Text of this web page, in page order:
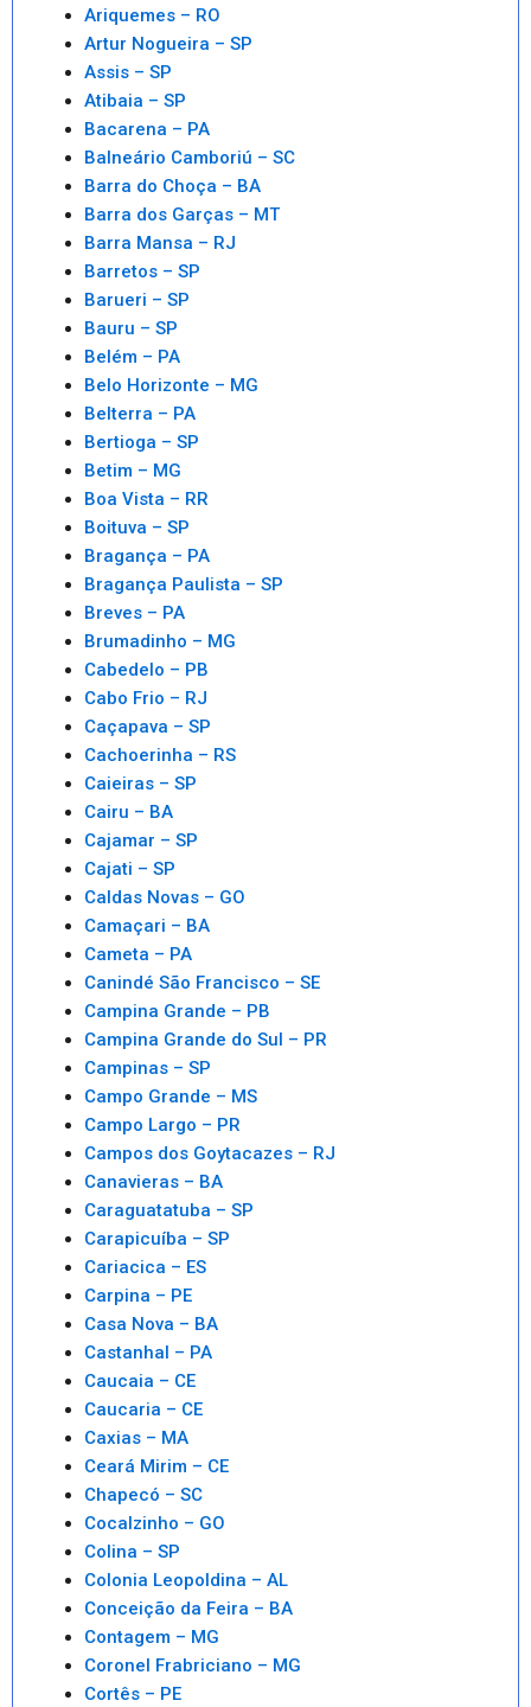
Ariquemes – RO
Artur Nogueira – SP
Assis – SP
Atibaia – SP
Bacarena – PA
Balneário Camboriú – SC
Barra do Choça – BA
Barra dos Garças – MT
Barra Mansa – RJ
Barretos – SP
Barueri – SP
Bauru – SP
Belém – PA
Belo Horizonte – MG
Belterra – PA
Bertioga – SP
Betim – MG
Boa Vista – RR
Boituva – SP
Bragança – PA
Bragança Paulista – SP
Breves – PA
Brumadinho – MG
Cabedelo – PB
Cabo Frio – RJ
Caçapava – SP
Cachoerinha – RS
Caieiras – SP
Cairu – BA
Cajamar – SP
Cajati – SP
Caldas Novas – GO
Camaçari – BA
Cameta – PA
Canindé São Francisco – SE
Campina Grande – PB
Campina Grande do Sul – PR
Campinas – SP
Campo Grande – MS
Campo Largo – PR
Campos dos Goytacazes – RJ
Canavieras – BA
Caraguatatuba – SP
Carapicuíba – SP
Cariacica – ES
Carpina – PE
Casa Nova – BA
Castanhal – PA
Caucaia – CE
Caucaria – CE
Caxias – MA
Ceará Mirim – CE
Chapecó – SC
Cocalzinho – GO
Colina – SP
Colonia Leopoldina – AL
Conceição da Feira – BA
Contagem – MG
Coronel Frabriciano – MG
Cortês – PE